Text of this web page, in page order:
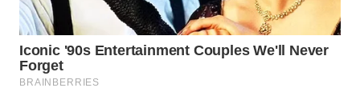
WN
LIKUPANG
WN